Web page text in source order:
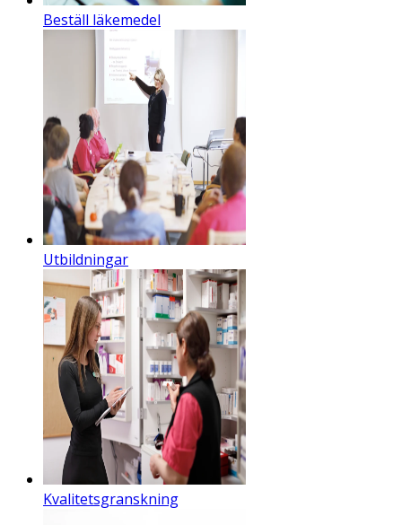
Beställ läkemedel
Utbildningar
Kvalitetsgranskning